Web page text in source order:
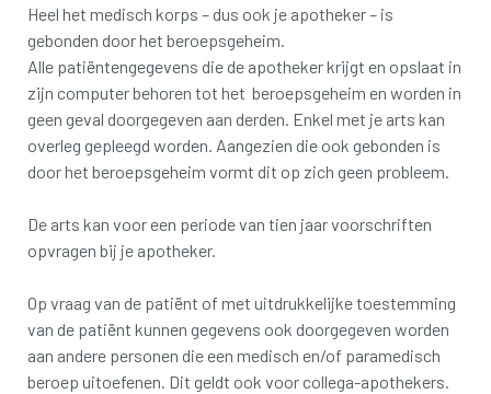
Heel het medisch korps – dus ook je apotheker – is
gebonden door het beroepsgeheim.
Alle patiëntengegevens die de apotheker krijgt en opslaat in
zijn computer behoren tot het beroepsgeheim en worden in
geen geval doorgegeven aan derden. Enkel met je arts kan
overleg gepleegd worden. Aangezien die ook gebonden is
door het beroepsgeheim vormt dit op zich geen probleem.
De arts kan voor een periode van tien jaar voorschriften
opvragen bij je apotheker.
Op vraag van de patiënt of met uitdrukkelijke toestemming
van de patiënt kunnen gegevens ook doorgegeven worden
aan andere personen die een medisch en/of paramedisch
beroep uitoefenen. Dit geldt ook voor collega-apothekers.